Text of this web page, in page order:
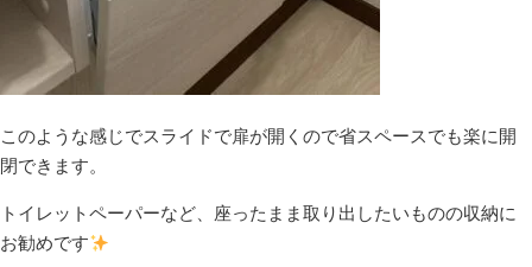
このような感じでスライドで扉が開くので省スペースでも楽に開
閉できます。
トイレットペーパーなど、座ったまま取り出したいものの収納に
お勧めです